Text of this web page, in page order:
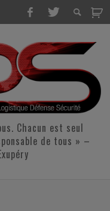
Chacun est seul
de tous » –